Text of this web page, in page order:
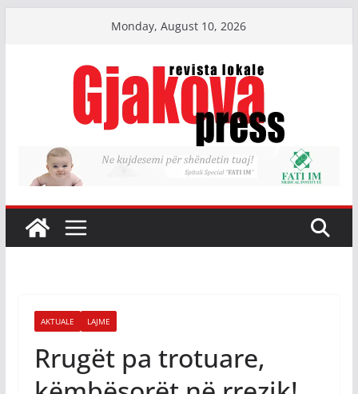
Monday, August 10, 2026
AKTUALE LAJME
Rrugët pa trotuare,